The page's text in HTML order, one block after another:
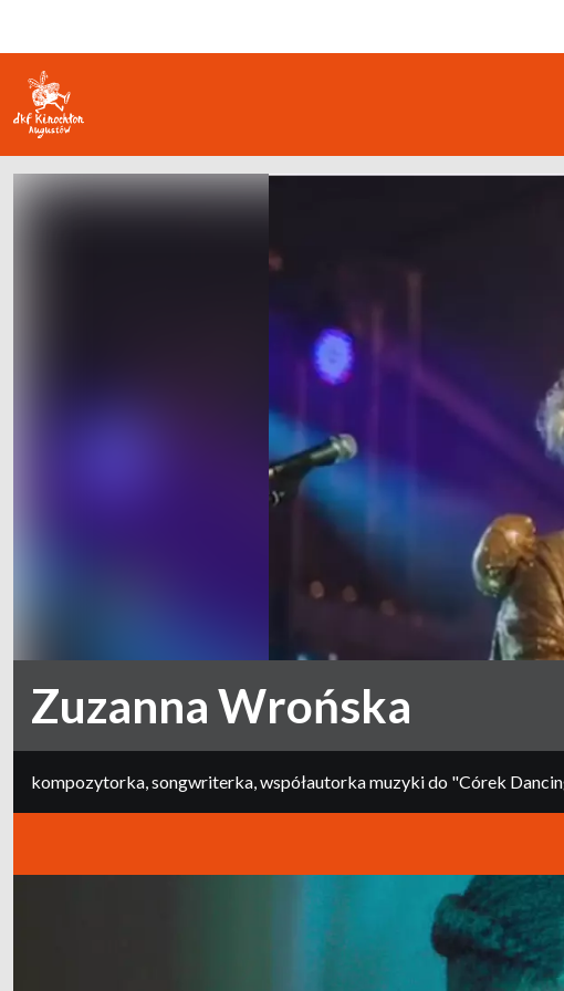
Zuzanna Wrońska
kompozytorka, songwriterka, współautorka muzyki do "Córek